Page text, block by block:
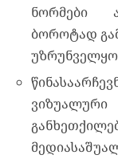
ნორმები
ბოროტად